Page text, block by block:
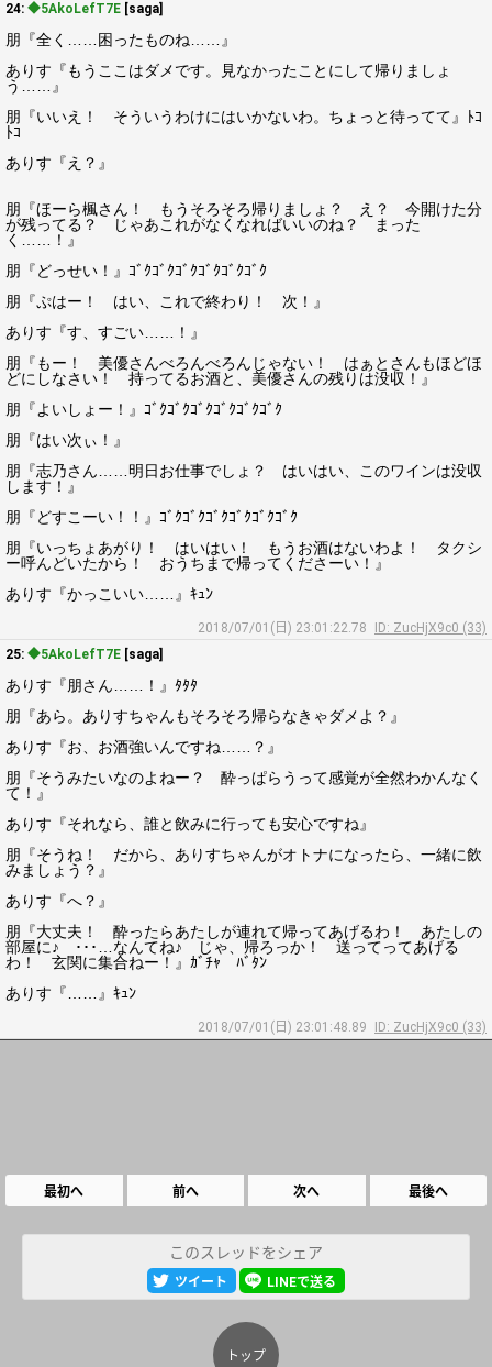
24: ◆5AkoLefT7E [saga]
朋『全く……困ったものね……』
ありす『もうここはダメです。見なかったことにして帰りましょ
う……』
朋『いいえ！ そういうわけにはいかないわ。ちょっと待ってて』ﾄｺ
ﾄｺ
ありす『え？』
朋『ほーら楓さん！ もうそろそろ帰りましょ？ え？ 今開けた分
が残ってる？ じゃあこれがなくなればいいのね？ まった
く……！』
朋『どっせい！』ｺﾞｸｺﾞｸｺﾞｸｺﾞｸｺﾞｸｺﾞｸ
朋『ぷはー！ はい、これで終わり！ 次！』
ありす『す、すごい……！』
朋『もー！ 美優さんべろんべろんじゃない！ はぁとさんもほどほ
どにしなさい！ 持ってるお酒と、美優さんの残りは没収！』
朋『よいしょー！』ｺﾞｸｺﾞｸｺﾞｸｺﾞｸｺﾞｸｺﾞｸ
朋『はい次ぃ！』
朋『志乃さん……明日お仕事でしょ？ はいはい、このワインは没収
します！』
朋『どすこーい！！』ｺﾞｸｺﾞｸｺﾞｸｺﾞｸｺﾞｸｺﾞｸ
朋『いっちょあがり！ はいはい！ もうお酒はないわよ！ タクシ
ー呼んどいたから！ おうちまで帰ってくださーい！』
ありす『かっこいい……』ｷｭﾝ
2018/07/01(日) 23:01:22.78
ID: ZucHjX9c0 (33)
25: ◆5AkoLefT7E [saga]
ありす『朋さん……！』ﾀﾀﾀ
朋『あら。ありすちゃんもそろそろ帰らなきゃダメよ？』
ありす『お、お酒強いんですね……？』
朋『そうみたいなのよねー？ 酔っぱらうって感覚が全然わかんなく
て！』
ありす『それなら、誰と飲みに行っても安心ですね』
朋『そうね！ だから、ありすちゃんがオトナになったら、一緒に飲
みましょう？』
ありす『へ？』
朋『大丈夫！ 酔ったらあたしが連れて帰ってあげるわ！ あたしの
部屋に♪ ･･･…なんてね♪ じゃ、帰ろっか！ 送ってってあげる
わ！ 玄関に集合ねー！』ｶﾞﾁｬ ﾊﾞﾀﾝ
ありす『……』ｷｭﾝ
2018/07/01(日) 23:01:48.89 ID: ZucHjX9c0 (33)
最初へ 前へ 次へ 最後へ
このスレッドをシェア
ツイート LINEで送る
トップ